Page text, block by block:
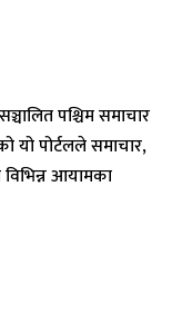
पश्चिम समाचार
यो पोर्टलले समाचार,
आयामका